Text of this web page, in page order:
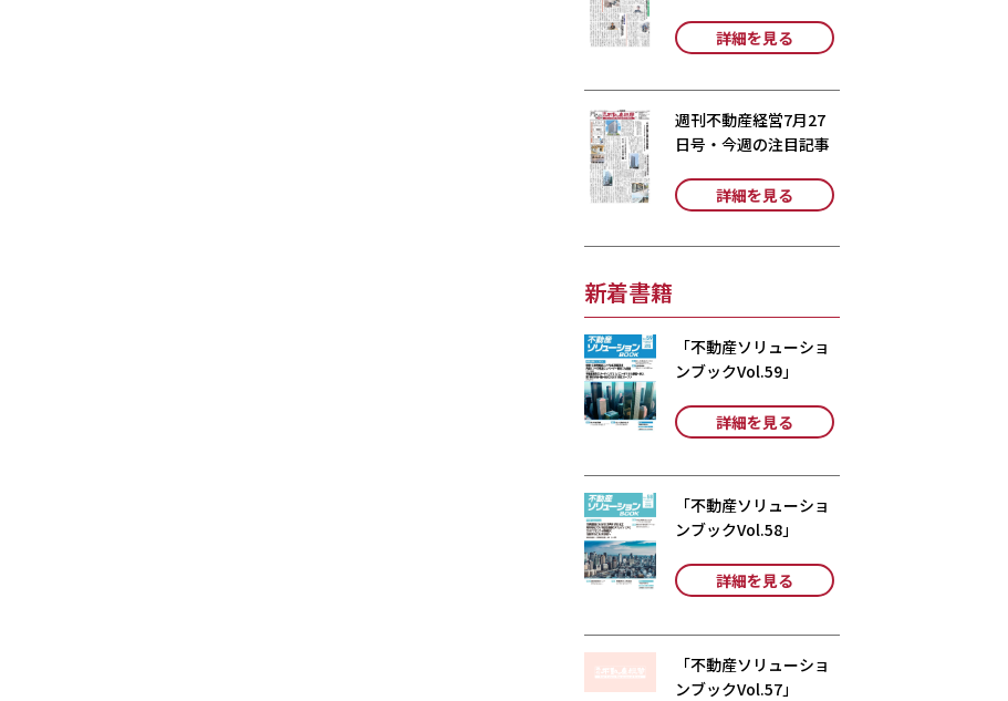
詳細を見る
週刊不動産経営7月27
日号・今週の注目記事
詳細を見る
新着書籍
「不動産ソリューショ
ンブックVol.59」
詳細を見る
「不動産ソリューショ
ンブックVol.58」
詳細を見る
「不動産ソリューショ
ンブックVol.57」